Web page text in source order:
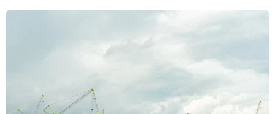
TIN CÙNG CHUYÊN MỤC
nhân bán vàng không rõ nguồn gốc